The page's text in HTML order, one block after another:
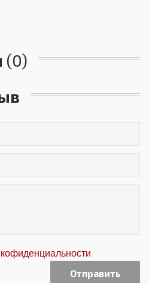
(0)